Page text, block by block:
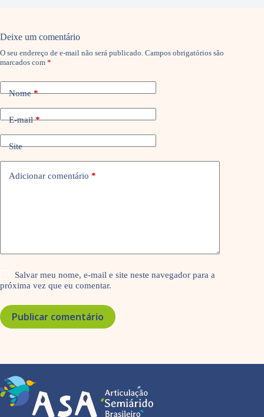
Deixe um comentário
O seu endereço de e-mail não será publicado. Campos obrigatórios são
marcados com *
Nome*
E-mail*
Site
Adicionar comentário *
Salvar meu nome, e-mail e site neste navegador para a
próxima vez que eu comentar.
Publicar comentário